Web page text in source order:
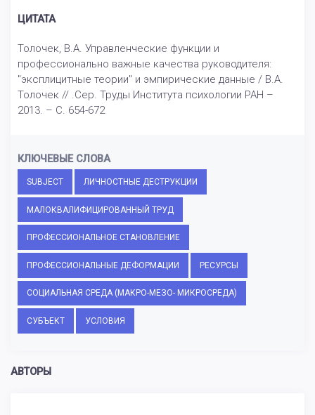
ЦИТАТА
Толочек, В.А. Управленческие функции и
профессионально важные качества руководителя:
"эксплицитные теории" и эмпирические данные / В.А.
Толочек // .Сер. Труды Института психологии РАН –
2013. – С. 654-672
КЛЮЧЕВЫЕ СЛОВА
SUBJECT ЛИЧНОСТНЫЕ ДЕСТРУКЦИИ
МАЛОКВАЛИФИЦИРОВАННЫЙ ТРУД
ПРОФЕССИОНАЛЬНОЕ СТАНОВЛЕНИЕ
ПРОФЕССИОНАЛЬНЫЕ ДЕФОРМАЦИИ РЕСУРСЫ
СОЦИАЛЬНАЯ СРЕДА (МАКРО-МЕЗО- МИКРОСРЕДА)
СУБЪЕКТ УСЛОВИЯ
АВТОРЫ